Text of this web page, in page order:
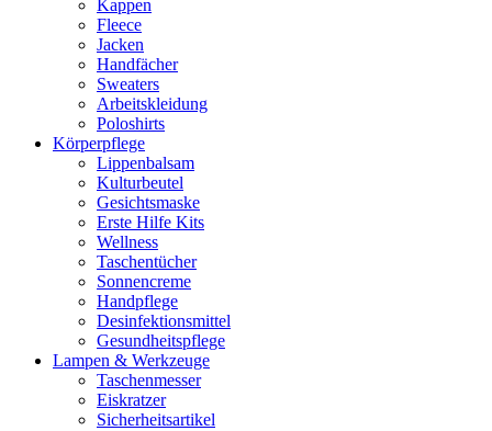
Kappen
Fleece
Jacken
Handfächer
Sweaters
Arbeitskleidung
Poloshirts
Körperpflege
Lippenbalsam
Kulturbeutel
Gesichtsmaske
Erste Hilfe Kits
Wellness
Taschentücher
Sonnencreme
Handpflege
Desinfektionsmittel
Gesundheitspflege
Lampen & Werkzeuge
Taschenmesser
Eiskratzer
Sicherheitsartikel